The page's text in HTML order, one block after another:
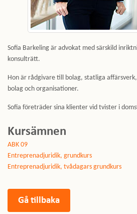
Sofia Barkeling är advokat med särskild
konsulträtt.
Hon är rådgivare till bolag, statliga
bolag och organisationer.
Sofia företräder sina klienter vid tvister i
Kursämnen
ABK 09
Entreprenadjuridik, grundkurs
Entreprenadjuridik, tvådagars grundkurs